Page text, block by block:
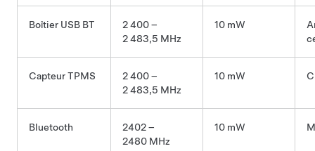
Boîtier USB BT
2 400 –
2 483,5 MHz
10 mW
Capteur TPMS
2 400 –
2 483,5 MHz
10 mW
Bluetooth
2402 –
2480 MHz
10 mW